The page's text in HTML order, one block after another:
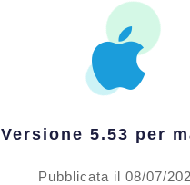
Versione 5.53 per
Pubblicata il 08/07/